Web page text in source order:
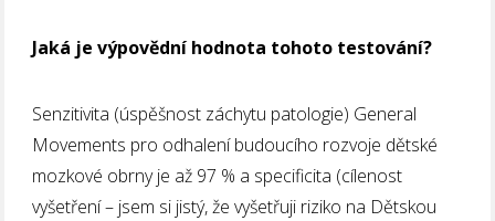
Jaká je výpovědní hodnota tohoto testování?
Senzitivita (úspěšnost záchytu patologie) General
Movements pro odhalení budoucího rozvoje dětské
mozkové obrny je až 97 % a specificita (cílenost
vyšetření – jsem si jistý, že vyšetřuji riziko na Dětskou